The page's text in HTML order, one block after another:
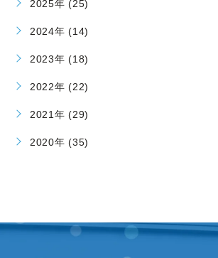
2025年 (25)
2024年 (14)
2023年 (18)
2022年 (22)
2021年 (29)
2020年 (35)